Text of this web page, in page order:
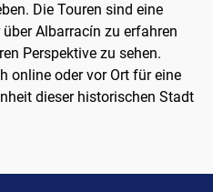
Die Touren sind eine
Albarracín zu erfahren
Perspektive zu sehen.
online oder vor Ort für eine
dieser historischen Stadt